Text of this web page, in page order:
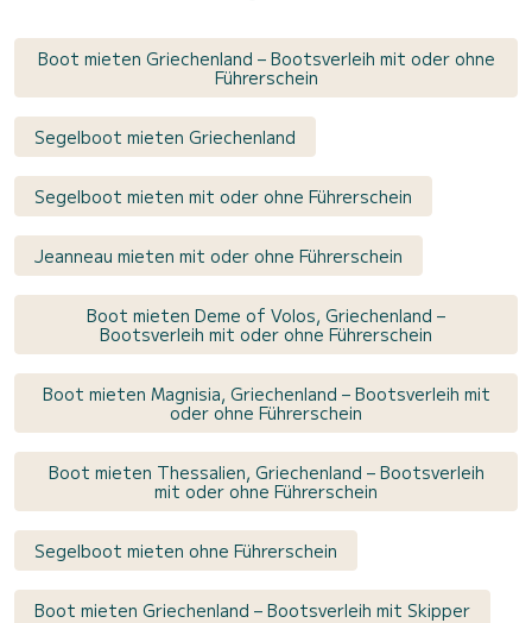
Boot mieten Griechenland – Bootsverleih mit oder ohne
Führerschein
Segelboot mieten Griechenland
Segelboot mieten mit oder ohne Führerschein
Jeanneau mieten mit oder ohne Führerschein
Boot mieten Deme of Volos, Griechenland –
Bootsverleih mit oder ohne Führerschein
Boot mieten Magnisia, Griechenland – Bootsverleih mit
oder ohne Führerschein
Boot mieten Thessalien, Griechenland – Bootsverleih
mit oder ohne Führerschein
Segelboot mieten ohne Führerschein
Boot mieten Griechenland – Bootsverleih mit Skipper